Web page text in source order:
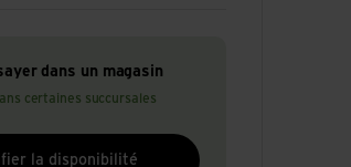
dans un magasin
certaines succursales
la disponibilité